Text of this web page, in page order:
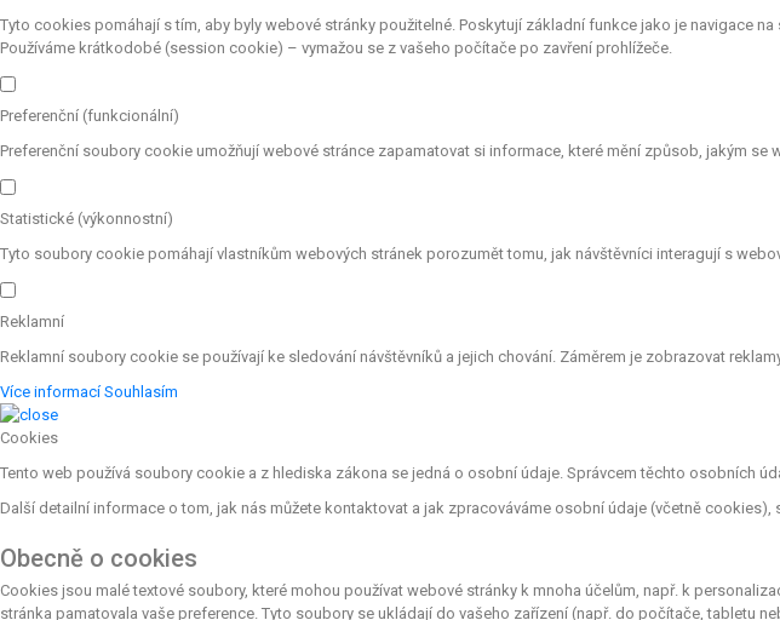
Tyto cookies pomáhají s tím, aby byly webové stránky použitelné. Poskytují základní funkce jako je navigace
Používáme krátkodobé (session cookie) – vymažou se z vašeho počítače po zavření prohlížeče.
Preferenční (funkcionální)
Preferenční soubory cookie umožňují webové stránce zapamatovat si informace, které mění způsob, jakým
Statistické (výkonnostní)
Tyto soubory cookie pomáhají vlastníkům webových stránek porozumět tomu, jak návštěvníci interagují s
Reklamní
Reklamní soubory cookie se používají ke sledování návštěvníků a jejich chování. Záměrem je zobrazovat
Více informací Souhlasím
Cookies
Tento web používá soubory cookie a z hlediska zákona se jedná o osobní údaje. Správcem těchto osobních
Další detailní informace o tom, jak nás můžete kontaktovat a jak zpracováváme osobní údaje (včetně
Obecně o cookies
Cookies jsou malé textové soubory, které mohou používat webové stránky k mnoha účelům, např. k
stránka pamatovala vaše preference. Tyto soubory se ukládají do vašeho zařízení (např. do počítače,